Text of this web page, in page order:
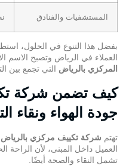
المستشفيات والفنادق
بفضل هذا التنوع في الحلول،
العملاء في الرياض وتصبح الاسم
المركزي بالرياض التي تجمع بين
كيف تضمن شركة
جودة الهواء ونقاء
تهتم شركة تكييف مركزي بالرياض
العميل داخل المبنى، لأن الراحة
تشمل النقاء والصحة أيضًا.